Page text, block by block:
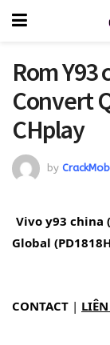
Rom Y93
Convert
CHplay
by
Vivo y93 china
Global
CONTACT |